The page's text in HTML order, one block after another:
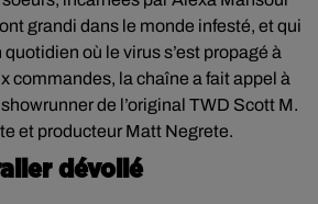
grandi dans le monde infesté, et qui
où le virus s’est propagé à
commandes, la chaîne a fait appel à
de l’original TWD Scott M.
et producteur Matt Negrete.
dévoilé